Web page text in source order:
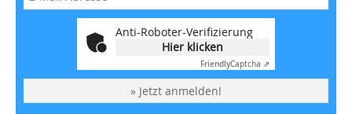
Anti-Roboter-Verifizierung
Hier klicken
FriendlyCaptcha ⇗
» Jetzt anmelden!